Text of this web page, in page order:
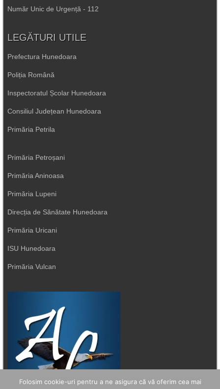
Număr Unic de Urgență - 112
LEGĂTURI UTILE
Prefectura Hunedoara
Poliția Română
Inspectoratul Școlar Hunedoara
Consiliul Județean Hunedoara
Primăria Petrila
Primăria Petroșani
Primăria Aninoasa
Primăria Lupeni
Direcția de Sănătate Hunedoara
Primăria Uricani
ISU Hunedoara
Primăria Vulcan
Folosim cookie-uri pentru a ne asigura că vă oferim cea mai